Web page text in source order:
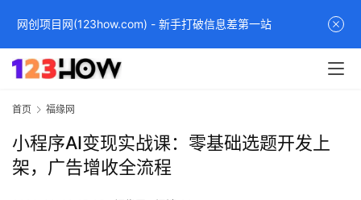
首页 福缘网
小程序AI变现实战课：零基础选题开发上
架，广告增收全流程
网创项目网(123how.com) - 新手打破信息差第一站